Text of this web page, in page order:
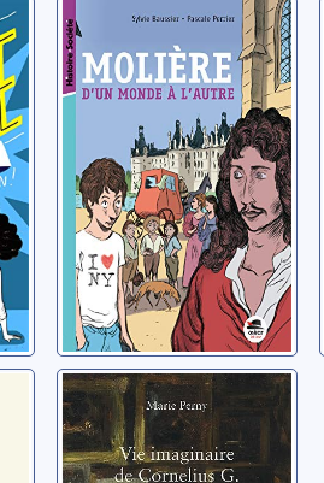
Molière, d'un
monde à l'autre
Baussier, Sylvie
Vie imaginaire
de Cornelius G.
Perny, Marie